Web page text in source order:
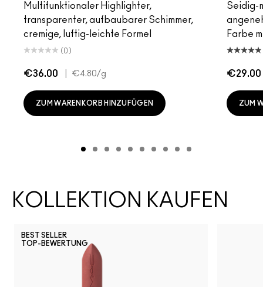
Multifunktionaler Highlighter,
transparenter, aufbaubarer Schimmer,
cremige, luftig-leichte Formel
(0)
€36.00 €4.80/g
ZUM WARENKORB HINZUFÜGEN
Seidig-
Farbe
€29.00
ZUM
KOLLEKTION KAUFEN
BEST SELLER
TOP-BEWERTUNG